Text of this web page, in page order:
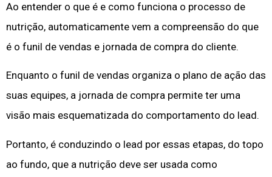
Ao entender o que é e como funciona o processo de
nutrição, automaticamente vem a compreensão do que
é o funil de vendas e jornada de compra do cliente.
Enquanto o funil de vendas organiza o plano de ação das
suas equipes, a jornada de compra permite ter uma
visão mais esquematizada do comportamento do lead.
Portanto, é conduzindo o lead por essas etapas, do topo
ao fundo, que a nutrição deve ser usada como